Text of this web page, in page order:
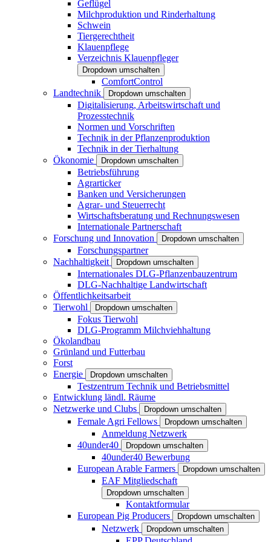
Geflügel
Milchproduktion und Rinderhaltung
Schwein
Tiergerechtheit
Klauenpflege
Verzeichnis Klauenpfleger
Dropdown umschalten
ComfortControl
Landtechnik
Dropdown umschalten
Digitalisierung, Arbeitswirtschaft und
Prozesstechnik
Normen und Vorschriften
Technik in der Pflanzenproduktion
Technik in der Tierhaltung
Ökonomie
Dropdown umschalten
Betriebsführung
Agrarticker
Banken und Versicherungen
Agrar- und Steuerrecht
Wirtschaftsberatung und Rechnungswesen
Internationale Partnerschaft
Forschung und Innovation
Dropdown umschalten
Forschungspartner
Nachhaltigkeit
Dropdown umschalten
Internationales DLG-Pflanzenbauzentrum
DLG-Nachhaltige Landwirtschaft
Öffentlichkeitsarbeit
Tierwohl
Dropdown umschalten
Fokus Tierwohl
DLG-Programm Milchviehhaltung
Ökolandbau
Grünland und Futterbau
Forst
Energie
Dropdown umschalten
Testzentrum Technik und Betriebsmittel
Entwicklung ländl. Räume
Netzwerke und Clubs
Dropdown umschalten
Female Agri Fellows Dropdown umschalten
Anmeldung Netzwerk
40under40
Dropdown umschalten
40under40 Bewerbung
European Arable Farmers
Dropdown umschalten
EAF Mitgliedschaft
Dropdown umschalten
Kontaktformular
European Pig Producers
Dropdown umschalten
Netzwerk Dropdown umschalten